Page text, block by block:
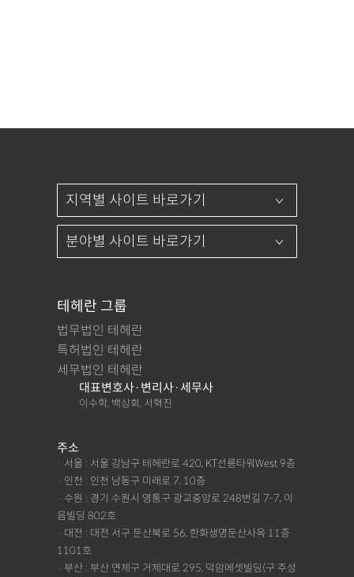
테헤란 그룹
법무법인 테헤란
특허법인 테헤란
세무법인 테헤란
대표변호사·변리사·세무사
이수학, 백상희, 서혁진
주소
· 서울 : 서울 강남구 테헤란로 420, KT선릉타워West 9층
· 인천 : 인천 남동구 미래로 7, 10층
· 수원 : 경기 수원시 영통구 광교중앙로 248번길 7-7, 이
음빌딩 802호
· 대전 : 대전 서구 둔산북로 56, 한화생명둔산사옥 11층
1101호
· 부산 : 부산 연제구 거제대로 295, 덕암에셋빌딩(구 주성